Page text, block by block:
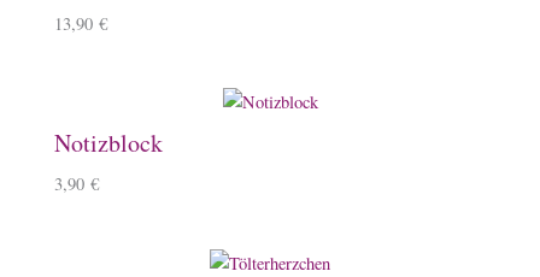
13,90 €
Notizblock
3,90 €